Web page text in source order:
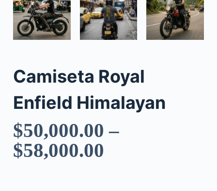
Camiseta Royal
Enfield Himalayan
$50,000.00 –
$58,000.00